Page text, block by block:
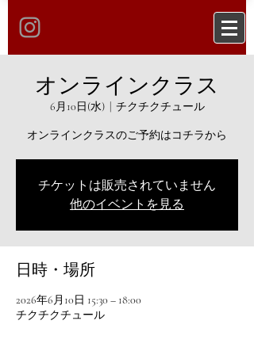
オンラインクラス
6月10日(水)
  |
チクチクチュール
オンラインクラスのご予約はコチラから
チケットは販売されていません
他のイベントを見る
日時・場所
2026年6月10日 15:30 – 18:00
チクチクチュール